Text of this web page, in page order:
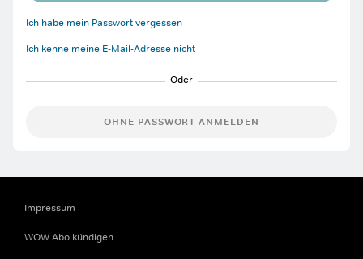
Ich habe mein Passwort vergessen
Ich kenne meine E-Mail-Adresse nicht
OHNE PASSWORT ANMELDEN
Impressum
WOW Abo kündigen